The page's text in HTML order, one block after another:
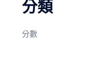
分類
分數